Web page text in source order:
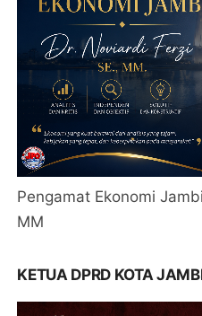
Pengamat Ekonomi
MM
KETUA DPRD KOTA